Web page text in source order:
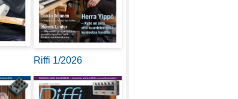
Riffi 1/2026